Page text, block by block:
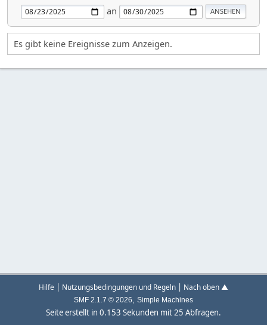
an
Es gibt keine Ereignisse zum Anzeigen.
Hilfe | Nutzungsbedingungen und Regeln | Nach oben ▲
SMF 2.1.7 © 2026, Simple Machines
Seite erstellt in 0.153 Sekunden mit 25 Abfragen.